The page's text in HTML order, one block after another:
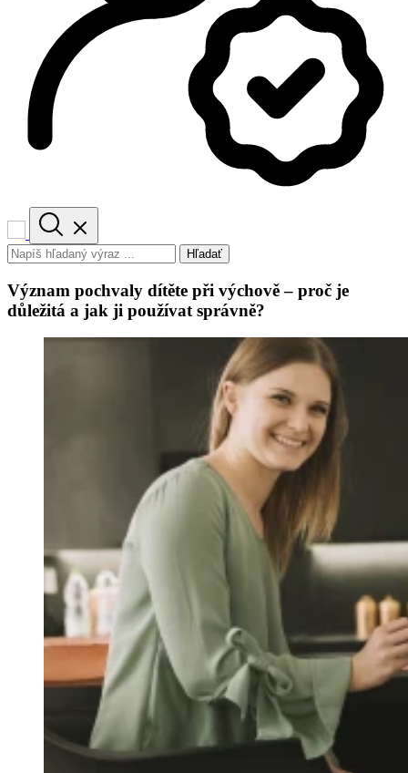
Hľadať
Význam pochvaly dítěte při výchově – proč je
důležitá a jak ji používat správně?